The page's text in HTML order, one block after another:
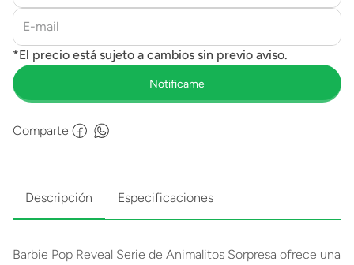
Comparte
Descripción Especificaciones
Barbie Pop Reveal Serie de Animalitos Sorpresa ofrece una